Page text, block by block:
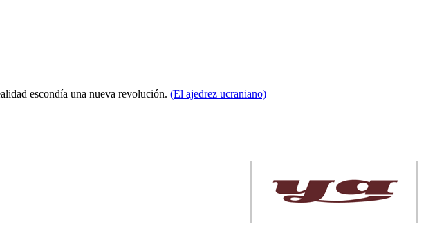
escondía una nueva revolución. (El ajedrez ucraniano)